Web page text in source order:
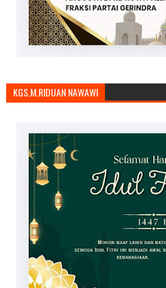
KGS.M.RIDUAN NAWAWI